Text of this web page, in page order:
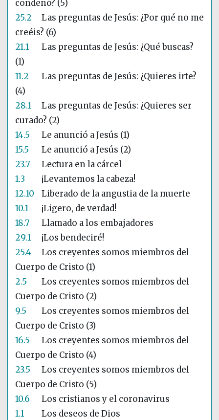
condenó? (5)
25.2
Las preguntas de Jesús: ¿Por qué no me
creéis? (6)
21.1
Las preguntas de Jesús: ¿Qué buscas?
(1)
11.2
Las preguntas de Jesús: ¿Quieres irte?
(4)
28.1
Las preguntas de Jesús: ¿Quieres ser
curado? (2)
14.5
Le anunció a Jesús (1)
15.5
Le anunció a Jesús (2)
23.7
Lectura en la cárcel
1.3
¡Levantemos la cabeza!
12.10
Liberado de la angustia de la muerte
10.1
¡Ligero, de verdad!
18.7
Llamado a los embajadores
29.1
¡Los bendeciré!
25.4
Los creyentes somos miembros del
Cuerpo de Cristo (1)
2.5
Los creyentes somos miembros del
Cuerpo de Cristo (2)
9.5
Los creyentes somos miembros del
Cuerpo de Cristo (3)
16.5
Los creyentes somos miembros del
Cuerpo de Cristo (4)
23.5
Los creyentes somos miembros del
Cuerpo de Cristo (5)
10.6
Los cristianos y el coronavirus
1.1
Los deseos de Dios